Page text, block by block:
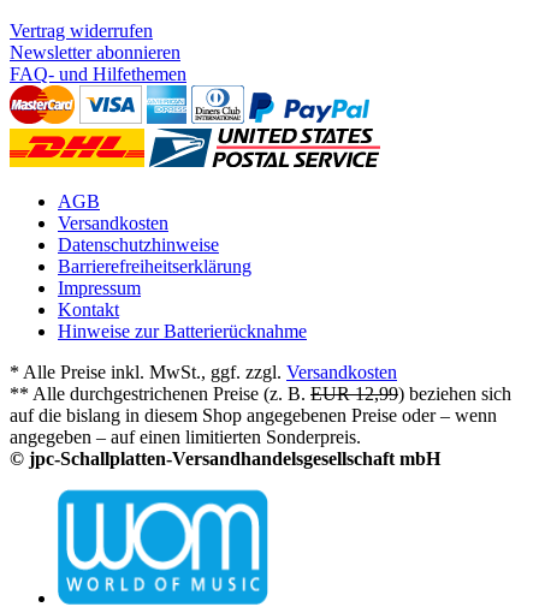
Vertrag widerrufen
Newsletter abonnieren
FAQ- und Hilfethemen
AGB
Versandkosten
Datenschutzhinweise
Barrierefreiheitserklärung
Impressum
Kontakt
Hinweise zur Batterierücknahme
* Alle Preise inkl. MwSt., ggf. zzgl. Versandkosten
** Alle durchgestrichenen Preise (z. B. EUR 12,99) beziehen sich
auf die bislang in diesem Shop angegebenen Preise oder – wenn
angegeben – auf einen limitierten Sonderpreis.
© jpc-Schallplatten-Versandhandelsgesellschaft mbH